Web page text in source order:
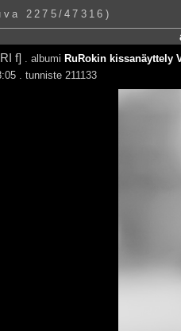
2275/47316)
f]
. albumi RuRokin kissanäyttely
. tunniste 211133